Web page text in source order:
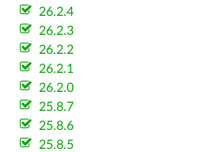
26.2.4
26.2.3
26.2.2
26.2.1
26.2.0
25.8.7
25.8.6
25.8.5